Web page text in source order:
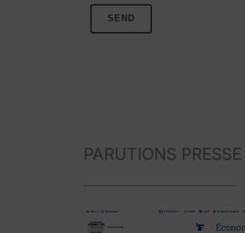
PARUTIONS PRESSE